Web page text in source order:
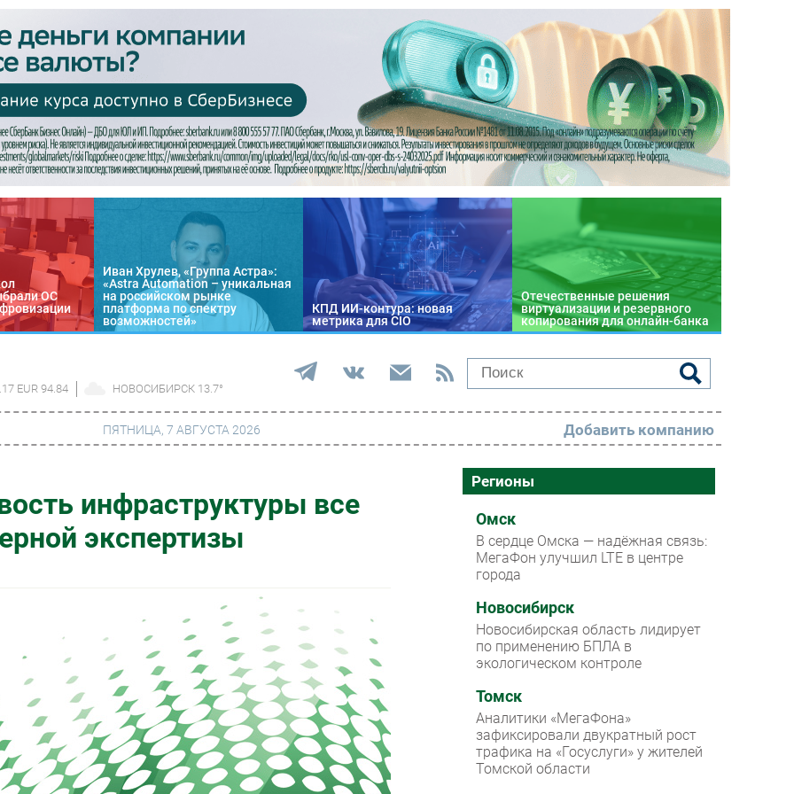
ОС
Иван Хрулев, «Группа Астра»:
«Astra Automation – уникальная
на российском рынке
платформа по спектру
возможностей»
КПД ИИ-контура: новая
метрика для CIO
Отечественные решения
виртуализации и резервного
копирования для онлайн-банка
EUR 94.84 НОВОСИБИРСК 13.7°
Финансы
Web
Инновации
CIO/Управление ИТ
Гаджеты
Здоровье
РАЗДЕЛЫ
Новости
Аналитика
Интервью
Мероприятия
Проекты
IT класс
Тестовый стенд
Каталог компаний
ПЯТНИЦА, 7 АВГУСТА 2026 Добавить компанию
инфраструктуры все
экспертизы
Регионы
Омск
В сердце Омска — надёжная связь:
МегаФон улучшил LTE в центре
города
Новосибирск
Новосибирская область лидирует
по применению БПЛА в
экологическом контроле
Томск
Аналитики «МегаФона»
зафиксировали двукратный рост
трафика на «Госуслуги» у жителей
Томской области